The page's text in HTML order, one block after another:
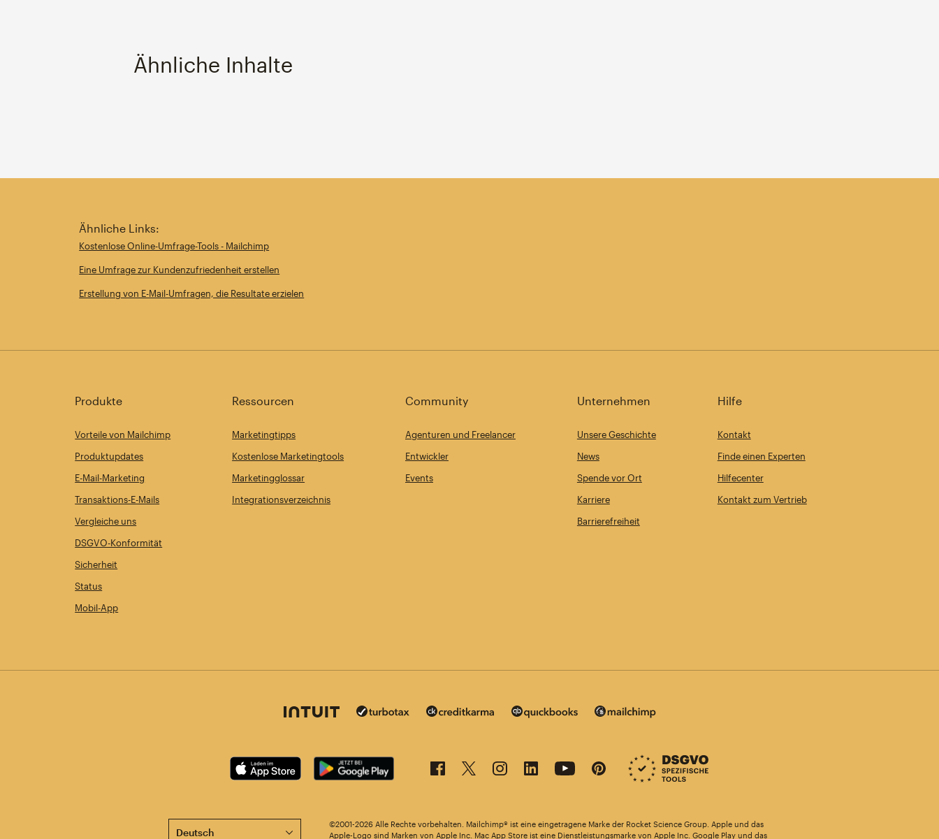
Ähnliche Inhalte
Ähnliche Links:
Kostenlose Online-Umfrage-Tools - Mailchimp
Eine Umfrage zur Kundenzufriedenheit erstellen
Erstellung von E-Mail-Umfragen, die Resultate erzielen
Produkte
Vorteile von Mailchimp
Produktupdates
E-Mail-Marketing
Transaktions-E-Mails
Vergleiche uns
DSGVO-Konformität
Sicherheit
Status
Mobil-App
Ressourcen
Marketingtipps
Kostenlose Marketingtools
Marketingglossar
Integrationsverzeichnis
Community
Agenturen und Freelancer
Entwickler
Events
Unternehmen
Unsere Geschichte
News
Spende vor Ort
Karriere
Barrierefreiheit
Hilfe
Kontakt
Finde einen Experten
Hilfecenter
Kontakt zum Vertrieb
Diese Seite ist jetzt auch in anderen Sprachen verfügbar.©2001-2026 Alle Rechte vorbehalten. Mailchimp® ist eine eingetragene Marke der Rocket Science Group. Apple und das
Apple-Logo sind Marken von Apple Inc. Mac App Store ist eine Dienstleistungsmarke von Apple Inc. Google Play und das